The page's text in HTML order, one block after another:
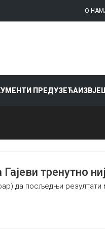
О
ПРЕДУЗЕЋА
тренутно
да посљедњи